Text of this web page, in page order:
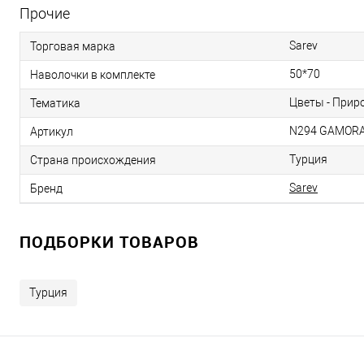
Прочие
Торговая марка Sarev
Наволочки в комплекте 50*70
Тематика Цветы -
Артикул N294
Страна происхождения Турция
Бренд Sarev
ПОДБОРКИ ТОВАРОВ
Турция